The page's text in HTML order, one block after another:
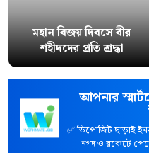
মহান বিজয় দিবসে বীর
শহীদদের প্রতি শ্রদ্ধা
আপনার
✅ ডিপোজিট ছাড়াই
নগদ ও রকেটে